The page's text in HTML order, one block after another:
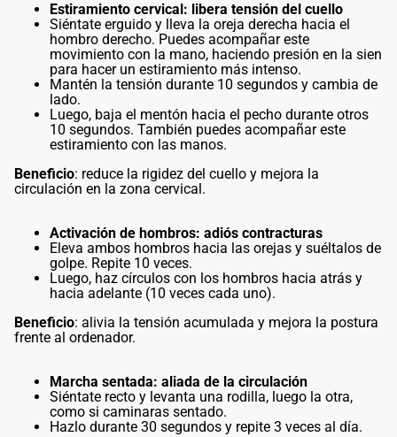
Estiramiento cervical: libera tensión del cuello
Siéntate erguido y lleva la oreja derecha hacia el
hombro derecho. Puedes acompañar este
movimiento con la mano, haciendo presión en la sien
para hacer un estiramiento más intenso.
Mantén la tensión durante 10 segundos y cambia de
lado.
Luego, baja el mentón hacia el pecho durante otros
10 segundos. También puedes acompañar este
estiramiento con las manos.
Beneficio: reduce la rigidez del cuello y mejora la
circulación en la zona cervical.
Activación de hombros: adiós contracturas
Eleva ambos hombros hacia las orejas y suéltalos de
golpe. Repite 10 veces.
Luego, haz círculos con los hombros hacia atrás y
hacia adelante (10 veces cada uno).
Beneficio: alivia la tensión acumulada y mejora la postura
frente al ordenador.
Marcha sentada: aliada de la circulación
Siéntate recto y levanta una rodilla, luego la otra,
como si caminaras sentado.
Hazlo durante 30 segundos y repite 3 veces al día.